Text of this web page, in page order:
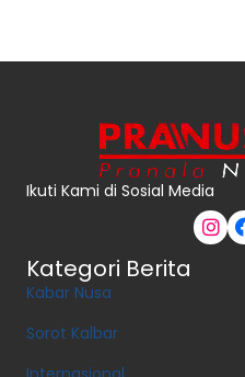
Ikuti Kami di Sosial Media
Kategori Berita
Kabar Nusa
Sorot Kalbar